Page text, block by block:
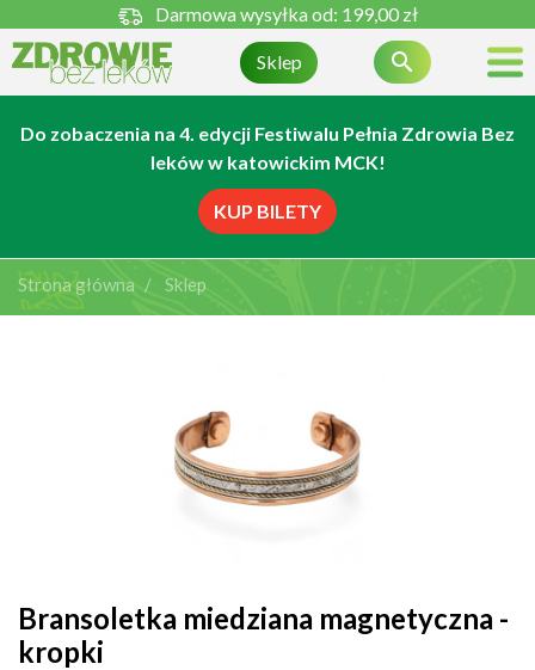
Darmowa wysyłka od: 199,00 zł
Sklep 
Do zobaczenia na 4. edycji Festiwalu Pełnia Zdrowia Bez
leków w katowickim MCK!
KUP BILETY
Strona główna Sklep
Bransoletka miedziana magnetyczna -
kropki